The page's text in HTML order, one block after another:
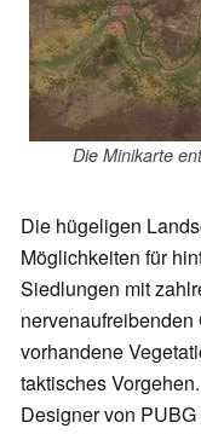
Die Minikarte
Die hügeligen
Möglichkeiten für
Siedlungen mit
vorhandene
taktisches
Designer von